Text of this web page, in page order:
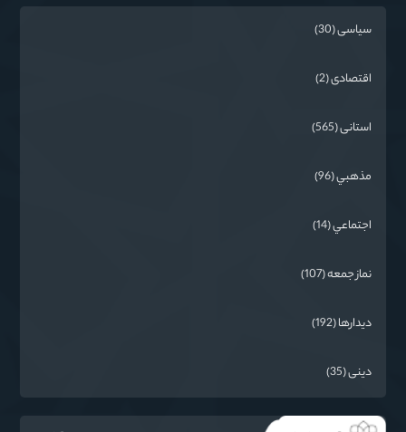
سیاسی (30)
اقتصادی (2)
استانی (565)
مذهبي (96)
اجتماعي (14)
نماز جمعه (107)
دیدارها (192)
دینی (35)